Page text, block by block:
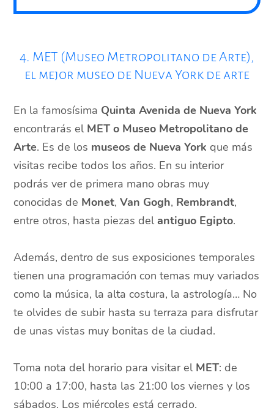
4. MET (Museo Metropolitano de Arte),
el mejor museo de Nueva York de arte
En la famosísima Quinta Avenida de Nueva York
encontrarás el MET o Museo Metropolitano de
Arte. Es de los museos de Nueva Yorkque más
visitas recibe todos los años. En su interior
podrás ver de primera mano obras muy
conocidas de Monet,Van Gogh, Rembrandt,
entre otros, hasta piezas delantiguo Egipto.
Además, dentro de sus exposiciones temporales
tienen una programación con temas muy variados
como la música, la alta costura, la astrología… No
te olvides de subir hasta su terraza para disfrutar
de unas vistas muy bonitas de la ciudad.
Toma nota del horario para visitar el MET: de
10:00 a 17:00, hasta las 21:00 los viernes y los
sábados. Los miércoles está cerrado.